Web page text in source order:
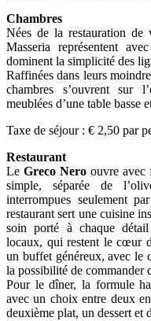
Chambres
Nées de la restauration de
Masseria représentent
dominent la simplicité des
Raffinées dans leurs
chambres s’ouvrent sur
meublées d’une table basse
Taxe de séjour : € 2,50 par
Restaurant
LeGreco Nero ouvre avec
simple, séparée de
interrompues seulement
restaurant sert une cuisine
soin porté à chaque
locaux, qui restent le cœur
un buffet généreux, avec le
la possibilité de commander
Pour le dîner, la formule
avec un choix entre deux
deuxième plat, un dessert et